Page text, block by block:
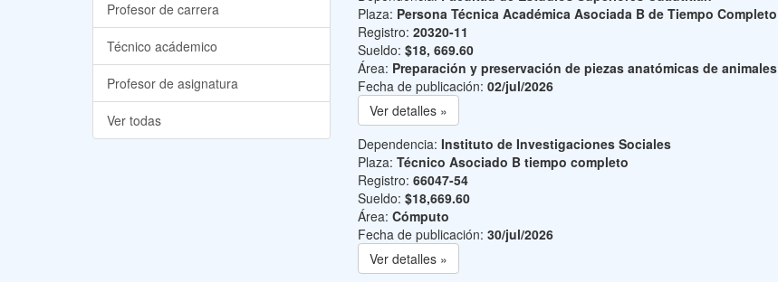
Profesor de carrera
Técnico acádemico
Profesor de asignatura
Ver todas
Plaza: Persona Técnica Académica Asociada B de Tiempo Completo
Registro: 20320-11
Sueldo: $18, 669.60
Área: Preparación y preservación de piezas anatómicas de animales
Fecha de publicación: 02/jul/2026
Ver detalles »
Dependencia: Instituto de Investigaciones Sociales
Plaza: Técnico Asociado B tiempo completo
Registro: 66047-54
Sueldo: $18,669.60
Área: Cómputo
Fecha de publicación: 30/jul/2026
Ver detalles »